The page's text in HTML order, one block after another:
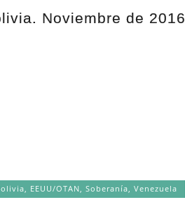
Noviembre de 2016
, EEUU/OTAN,Soberanía,Venezuela